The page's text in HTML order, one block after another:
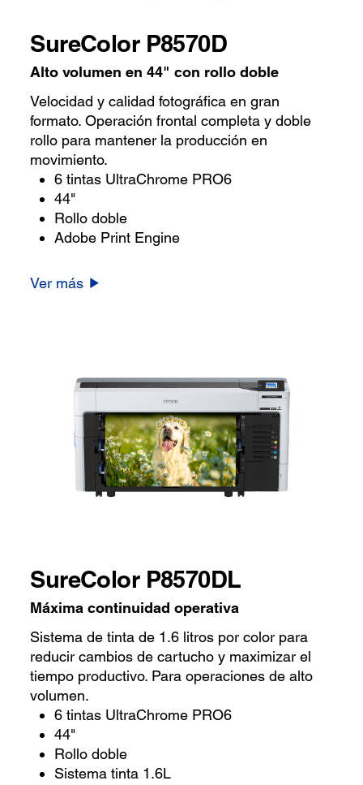
SureColor P8570D
Alto volumen en 44" con rollo doble
Velocidad y calidad fotográfica en gran
formato. Operación frontal completa y doble
rollo para mantener la producción en
movimiento.
6 tintas UltraChrome PRO6
44"
Rollo doble
Adobe Print Engine
Ver más
SureColor P8570DL
Máxima continuidad operativa
Sistema de tinta de 1.6 litros por color para
reducir cambios de cartucho y maximizar el
tiempo productivo. Para operaciones de alto
volumen.
6 tintas UltraChrome PRO6
44"
Rollo doble
Sistema tinta 1.6L